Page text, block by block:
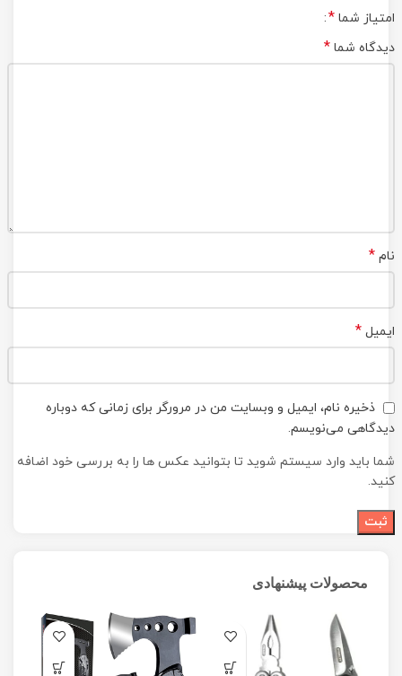
امتیاز شما *
دیدگاه شما *
نام *
ایمیل *
ذخیره نام، ایمیل و وبسایت من در مرورگر برای زمانی که دوباره
دیدگاهی می‌نویسم.
شما باید وارد سیستم شوید تا بتوانید عکس ها را به بررسی خود اضافه
کنید.
محصولات پیشنهادی